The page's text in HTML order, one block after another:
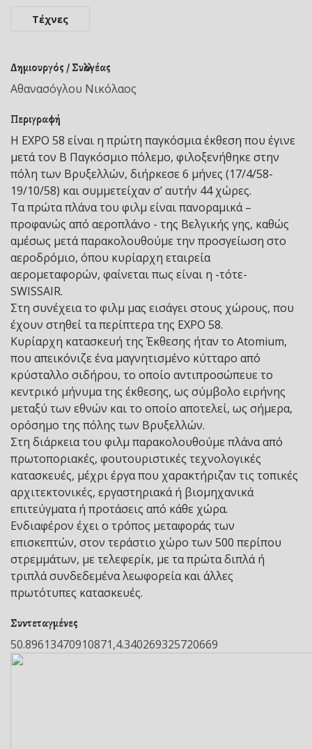
Τέχνες
Δημιουργός / Συλλογέας
Αθανασόγλου Νικόλαος
Περιγραφή
Η EXPO 58 είναι η πρώτη παγκόσμια έκθεση που έγινε
μετά τον Β Παγκόσμιο πόλεμο, φιλοξενήθηκε στην
πόλη των Βρυξελλών, διήρκεσε 6 μήνες (17/4/58-
19/10/58) και συμμετείχαν σ’ αυτήν 44 χώρες.
Τα πρώτα πλάνα του φιλμ είναι πανοραμικά –
προφανώς από αεροπλάνο - της Βελγικής γης, καθώς
αμέσως μετά παρακολουθούμε την προσγείωση στο
αεροδρόμιο, όπου κυρίαρχη εταιρεία
αερομεταφορών, φαίνεται πως είναι η -τότε-
SWISSAIR.
Στη συνέχεια το φιλμ μας εισάγει στους χώρους, που
έχουν στηθεί τα περίπτερα της EXPO 58.
Κυρίαρχη κατασκευή της Έκθεσης ήταν το Αtomium,
που απεικόνιζε ένα μαγνητισμένο κύτταρο από
κρύσταλλο σιδήρου, το οποίο αντιπροσώπευε το
κεντρικό μήνυμα της έκθεσης, ως σύμβολο ειρήνης
μεταξύ των εθνών και το οποίο αποτελεί, ως σήμερα,
ορόσημο της πόλης των Βρυξελλών.
Στη διάρκεια του φιλμ παρακολουθούμε πλάνα από
πρωτοποριακές, φουτουριστικές τεχνολογικές
κατασκευές, μέχρι έργα που χαρακτήριζαν τις τοπικές
αρχιτεκτονικές, εργαστηριακά ή βιομηχανικά
επιτεύγματα ή προτάσεις από κάθε χώρα.
Ενδιαφέρον έχει ο τρόπος μεταφοράς των
επισκεπτών, στον τεράστιο χώρο των 500 περίπου
στρεμμάτων, με τελεφερίκ, με τα πρώτα διπλά ή
τριπλά συνδεδεμένα λεωφορεία και άλλες
πρωτότυπες κατασκευές.
Συντεταγμένες
50.89613470910871,4.340269325720669